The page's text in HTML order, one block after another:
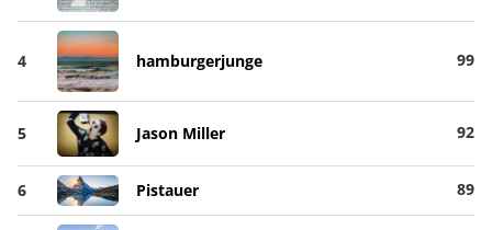
4 hamburgerjunge 99
5 Jason Miller 92
6 Pistauer 89